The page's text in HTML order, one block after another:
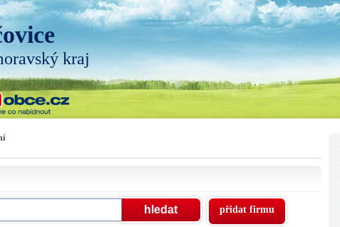
kraj
přidat firmu